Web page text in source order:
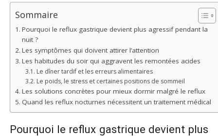
Sommaire
Pourquoi le reflux gastrique devient plus agressif pendant la
nuit ?
Les symptômes qui doivent attirer l’attention
Les habitudes du soir qui aggravent les remontées acides
Le dîner tardif et les erreurs alimentaires
Le poids, le stress et certaines positions de sommeil
Les solutions concrètes pour mieux dormir malgré le reflux
Quand les reflux nocturnes nécessitent un traitement médical
Pourquoi le reflux gastrique devient plus